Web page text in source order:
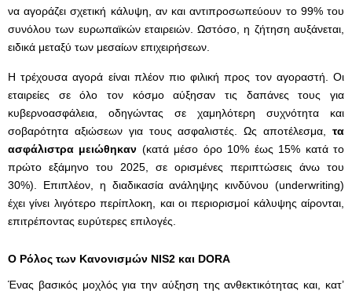
να αγοράζει σχετική κάλυψη, αν και αντιπροσωπεύουν το 99% του
συνόλου των ευρωπαϊκών εταιρειών. Ωστόσο, η ζήτηση αυξάνεται,
ειδικά μεταξύ των μεσαίων επιχειρήσεων.
Η τρέχουσα αγορά είναι πλέον πιο φιλική προς τον αγοραστή. Οι
εταιρείες σε όλο τον κόσμο αύξησαν τις δαπάνες τους για
κυβερνοασφάλεια, οδηγώντας σε χαμηλότερη συχνότητα και
σοβαρότητα αξιώσεων για τους ασφαλιστές. Ως αποτέλεσμα, τα
ασφάλιστρα μειώθηκαν (κατά μέσο όρο 10% έως 15% κατά το
πρώτο εξάμηνο του 2025, σε ορισμένες περιπτώσεις άνω του
30%). Επιπλέον, η διαδικασία ανάληψης κινδύνου (underwriting)
έχει γίνει λιγότερο περίπλοκη, και οι περιορισμοί κάλυψης αίρονται,
επιτρέποντας ευρύτερες επιλογές.
Ο Ρόλος των Κανονισμών NIS2 και DORA
Ένας βασικός μοχλός για την αύξηση της ανθεκτικότητας και, κατ’